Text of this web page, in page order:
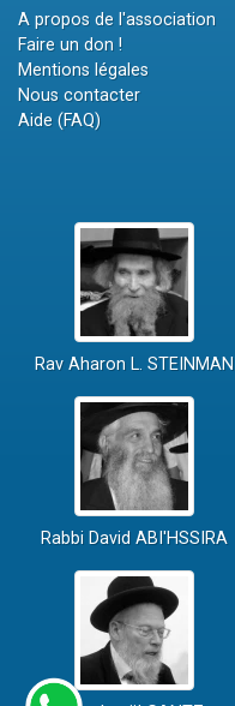
A propos de l'association
Faire un don !
Mentions légales
Nous contacter
Aide (FAQ)
Rav Aharon L. STEINMAN
Rabbi David ABI'HSSIRA